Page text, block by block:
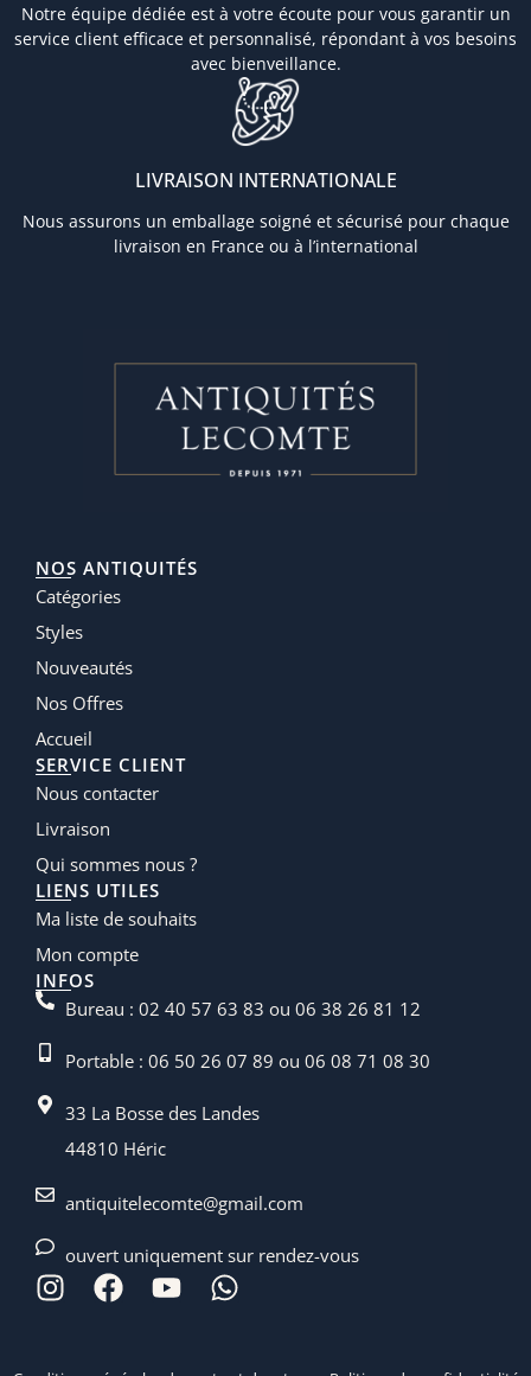
Notre équipe dédiée est à votre écoute pour vous garantir un
service client efficace et personnalisé, répondant à vos besoins
avec bienveillance.
LIVRAISON INTERNATIONALE
Nous assurons un emballage soigné et sécurisé pour chaque
livraison en France ou à l’international
NOS ANTIQUITÉS
Catégories
Styles
Nouveautés
Nos Offres
Accueil
SERVICE CLIENT
Nous contacter
Livraison
Qui sommes nous ?
LIENS UTILES
Ma liste de souhaits
Mon compte
INFOS
Bureau : 02 40 57 63 83 ou 06 38 26 81 12
Portable : 06 50 26 07 89 ou 06 08 71 08 30
33 La Bosse des Landes
44810 Héric
antiquitelecomte@gmail.com
ouvert uniquement sur rendez-vous